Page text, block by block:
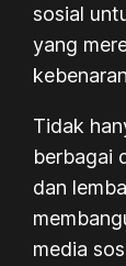
sosial
yang
Tidak
berbagai
dan
media